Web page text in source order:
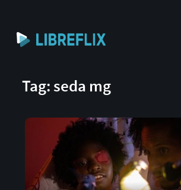
Tag: seda mg